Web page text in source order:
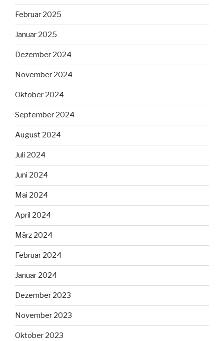
Februar 2025
Januar 2025
Dezember 2024
November 2024
Oktober 2024
September 2024
August 2024
Juli 2024
Juni 2024
Mai 2024
April 2024
März 2024
Februar 2024
Januar 2024
Dezember 2023
November 2023
Oktober 2023